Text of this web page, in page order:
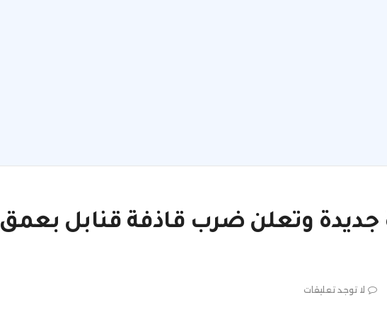
جديدة وتعلن ضرب قاذفة قنابل بعمق
لا توجد تعليقات